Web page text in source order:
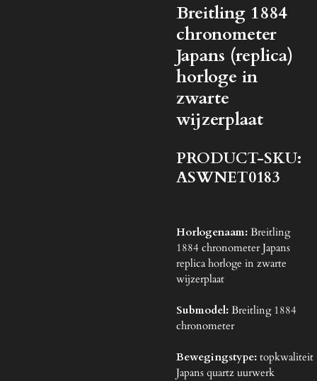
Breitling 1884
chronometer
Japans (replica)
horloge in
zwarte
wijzerplaat
PRODUCT-SKU:
ASWNET0183
Horlogenaam: Breitling
1884 chronometer Japans
replica horloge in zwarte
wijzerplaat
Submodel: Breitling 1884
chronometer
Bewegingstype: topkwaliteit
Japans quartz uurwerk